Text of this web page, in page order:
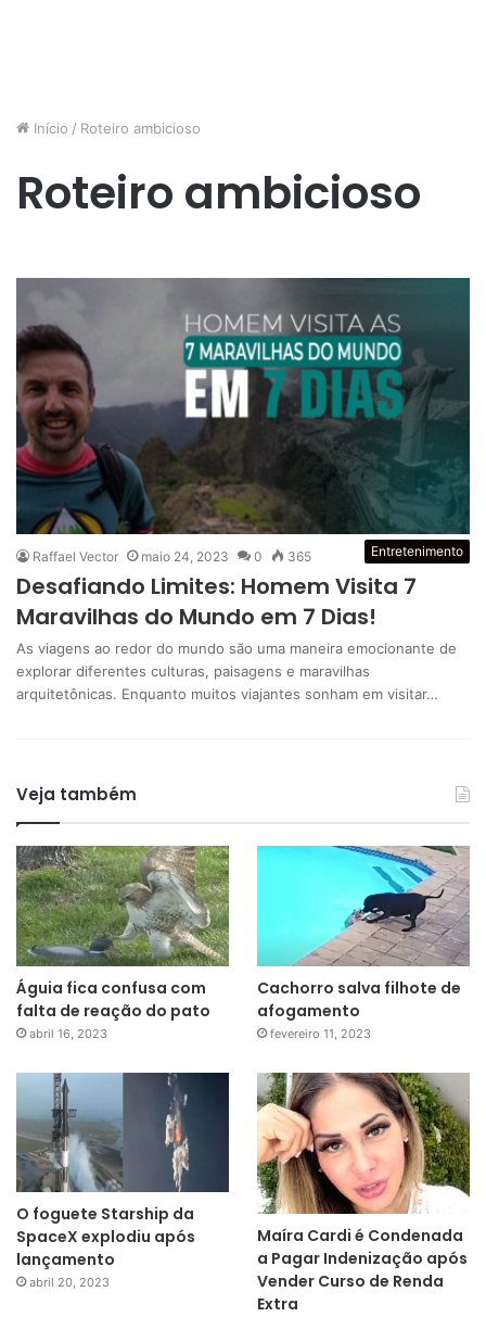
Início / Roteiro ambicioso
Roteiro ambicioso
Entretenimento
Raffael Vector maio 24, 2023 0 365
Desafiando Limites: Homem Visita 7
Maravilhas do Mundo em 7 Dias!
As viagens ao redor do mundo são uma maneira emocionante de
explorar diferentes culturas, paisagens e maravilhas
arquitetônicas. Enquanto muitos viajantes sonham em visitar…
Veja também
Águia fica confusa com
falta de reação do pato
abril 16, 2023
Cachorro salva filhote de
afogamento
fevereiro 11, 2023
O foguete Starship da
SpaceX explodiu após
lançamento
abril 20, 2023
Maíra Cardi é Condenada
a Pagar Indenização após
Vender Curso de Renda
Extra